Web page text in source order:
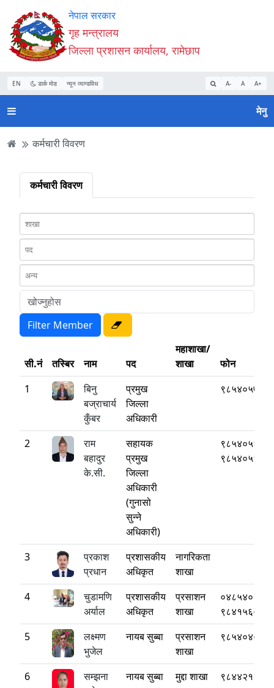
Accessibility
Mode
सुरु
गर्नुहोस्
सामाग्री
पढ्नुहाेस्
नेभिगेसन
पढ्नुहाेस्
वेबसाइट
खोजमा
जानुहोस्
नेपाल सरकार
गृह मन्त्रालय
जिल्ला प्रशासन कार्यालय, रामेछाप
EN डार्क मोड न्यून व्यान्डविथ A- A A+
मेनु
कर्मचारी विवरण
कर्मचारी विवरण
सी.नं तस्बिर नाम पद
महाशाखा/
शाखा
फोन
1
बिनु
बज्राचार्य
कुँबर
प्रमुख
जिल्ला
अधिकारी
2
राम
बहादुर
के.सी.
सहायक
प्रमुख
जिल्ला
अधिकारी
(गुनासो
सुन्ने
अधिकारी)
3
प्रकाश
प्रधान
प्रशासकीय
अधिकृत
नागरिकता
शाखा
4
चुडामणि
अर्याल
प्रशासकीय
अधिकृत
प्रसाशन
शाखा
०४८५४०३७०
5
लक्ष्मण
भुजेल
नायब सुब्बा
प्रसाशन
शाखा
6
सम्झना
नायब सुब्बा मुद्दा शाखा